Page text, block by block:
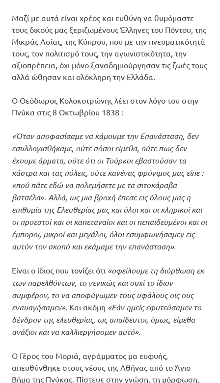
Μαζί με αυτά είναι χρέος και ευθύνη να θυμόμαστε
τους δικούς μας ξεριζωμένους Έλληνες του Πόντου, της
Μικράς Ασίας, της Κύπρου, που με την πνευματικότητά
τους, τον πολιτισμό τους, την αγωνιστικότητα, την
αξιοπρέπεια, όχι μόνο ξαναδημιούργησαν τις ζωές τους
αλλά ώθησαν και ολόκληρη την Ελλάδα.
Ο Θεόδωρος Κολοκοτρώνης λέει στον λόγο του στην
Πνύκα στις 8 Οκτωβρίου 1838 :
«Όταν αποφασίσαμε να κάμουμε την Επανάσταση, δεν
εσυλλογισθήκαμε, ούτε πόσοι είμεθα, ούτε πως δεν
έχουμε άρματα, ούτε ότι οι Τούρκοι εβαστούσαν τα
κάστρα και τας πόλεις, ούτε κανένας φρόνιμος μας είπε :
«πού πάτε εδώ να πολεμήσετε με τα σιτοκάραβα
βατσέλα». Αλλά, ως μια βροχή έπεσε εις όλους μας η
επιθυμία της Ελευθερίας μας και όλοι και οι κληρικοί και
οι προεστοί και οι καπεταναίοι και οι πεπαιδευμένοι και οι
έμποροι, μικροί και μεγάλοι, όλοι εσυμφωνήσαμεν εις
αυτόν τον σκοπό και εκάμαμε την επανάσταση».
Είναι ο ίδιος που τονίζει ότι «οφείλουμε τη διόρθωση εκ
των παρελθόντων, το γενικώς και ουχί το ίδιον
συμφέρον, το να αποφύγωμεν τους υφάλους οις ους
εναυαγήσαμεν». Και ακόμη «Εάν ημείς εφυτεύσαμεν το
δένδρον της ελευθερίας, ως απαίδευτοι, όμως, είμεθα
ανάξιοι και να καλλιεργήσομεν αυτό».
Ο Γέρος του Μοριά, αγράμματος μα ευφυής,
απευθύνθηκε στους νέους της Αθήνας από το Άγιο
Βήμα της Πνύκας. Πίστευε στην γνώση, τη μόρφωση,